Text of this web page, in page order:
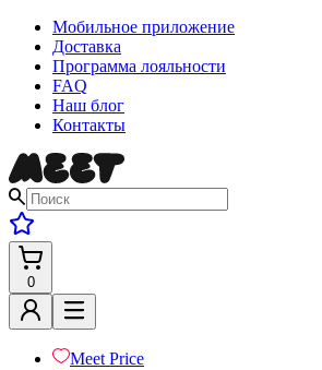
Мобильное приложение
Доставка
Программа лояльности
FAQ
Наш блог
Контакты
0
Meet Price